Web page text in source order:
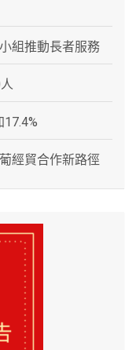
組推動長者服務
經貿合作新路徑